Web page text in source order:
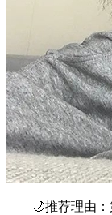
🌙推荐理由：